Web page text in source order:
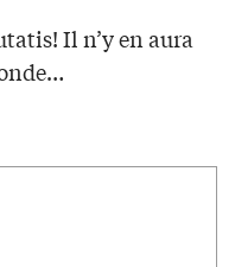
Il n’y en aura